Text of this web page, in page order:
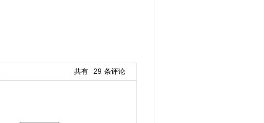
共有 29 条评论